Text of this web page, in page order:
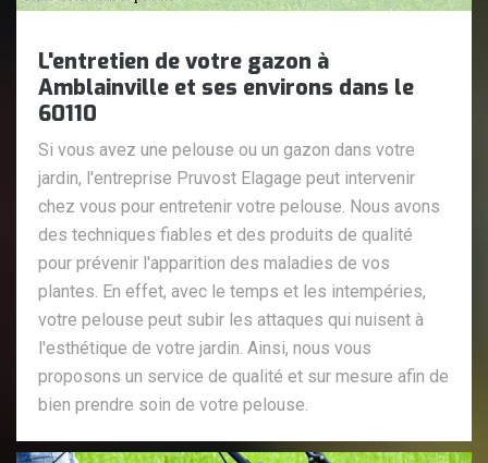
L'entretien de votre gazon à
Amblainville et ses environs dans le
60110
Si vous avez une pelouse ou un gazon dans votre
jardin, l'entreprise Pruvost Elagage peut intervenir
chez vous pour entretenir votre pelouse. Nous avons
des techniques fiables et des produits de qualité
pour prévenir l'apparition des maladies de vos
plantes. En effet, avec le temps et les intempéries,
votre pelouse peut subir les attaques qui nuisent à
l'esthétique de votre jardin. Ainsi, nous vous
proposons un service de qualité et sur mesure afin de
bien prendre soin de votre pelouse.